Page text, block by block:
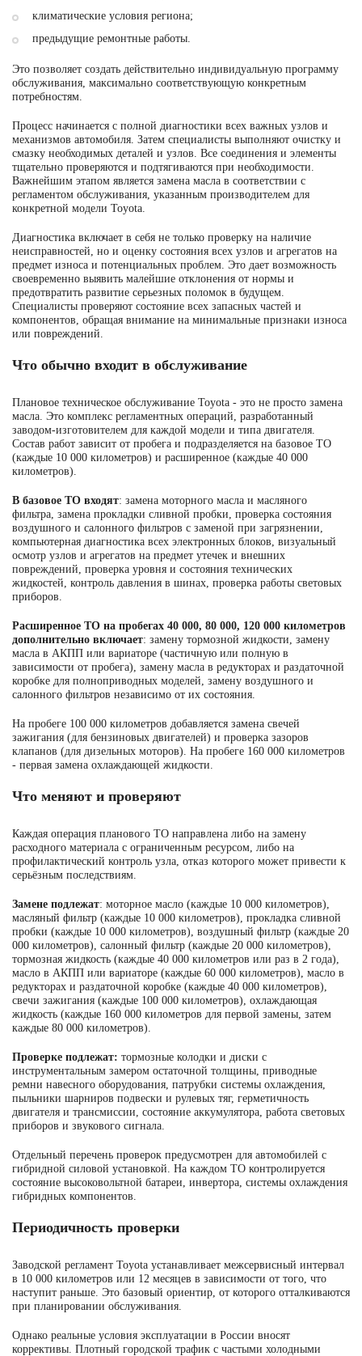
климатические условия региона;
предыдущие ремонтные работы.
Это позволяет создать действительно индивидуальную программу
обслуживания, максимально соответствующую конкретным
потребностям.
Процесс начинается с полной диагностики всех важных узлов и
механизмов автомобиля. Затем специалисты выполняют очистку и
смазку необходимых деталей и узлов. Все соединения и элементы
тщательно проверяются и подтягиваются при необходимости.
Важнейшим этапом является замена масла в соответствии с
регламентом обслуживания, указанным производителем для
конкретной модели Toyota.
Диагностика включает в себя не только проверку на наличие
неисправностей, но и оценку состояния всех узлов и агрегатов на
предмет износа и потенциальных проблем. Это дает возможность
своевременно выявить малейшие отклонения от нормы и
предотвратить развитие серьезных поломок в будущем.
Специалисты проверяют состояние всех запасных частей и
компонентов, обращая внимание на минимальные признаки износа
или повреждений.
Что обычно входит в обслуживание
Плановое техническое обслуживание Toyota - это не просто замена
масла. Это комплекс регламентных операций, разработанный
заводом-изготовителем для каждой модели и типа двигателя.
Состав работ зависит от пробега и подразделяется на базовое ТО
(каждые 10 000 километров) и расширенное (каждые 40 000
километров).
В базовое ТО входят: замена моторного масла и масляного
фильтра, замена прокладки сливной пробки, проверка состояния
воздушного и салонного фильтров с заменой при загрязнении,
компьютерная диагностика всех электронных блоков, визуальный
осмотр узлов и агрегатов на предмет утечек и внешних
повреждений, проверка уровня и состояния технических
жидкостей, контроль давления в шинах, проверка работы световых
приборов.
Расширенное ТО на пробегах 40 000, 80 000, 120 000 километров
дополнительно включает: замену тормозной жидкости, замену
масла в АКПП или вариаторе (частичную или полную в
зависимости от пробега), замену масла в редукторах и раздаточной
коробке для полноприводных моделей, замену воздушного и
салонного фильтров независимо от их состояния.
На пробеге 100 000 километров добавляется замена свечей
зажигания (для бензиновых двигателей) и проверка зазоров
клапанов (для дизельных моторов). На пробеге 160 000 километров
- первая замена охлаждающей жидкости.
Что меняют и проверяют
Каждая операция планового ТО направлена либо на замену
расходного материала с ограниченным ресурсом, либо на
профилактический контроль узла, отказ которого может привести к
серьёзным последствиям.
Замене подлежат: моторное масло (каждые 10 000 километров),
масляный фильтр (каждые 10 000 километров), прокладка сливной
пробки (каждые 10 000 километров), воздушный фильтр (каждые 20
000 километров), салонный фильтр (каждые 20 000 километров),
тормозная жидкость (каждые 40 000 километров или раз в 2 года),
масло в АКПП или вариаторе (каждые 60 000 километров), масло в
редукторах и раздаточной коробке (каждые 40 000 километров),
свечи зажигания (каждые 100 000 километров), охлаждающая
жидкость (каждые 160 000 километров для первой замены, затем
каждые 80 000 километров).
Проверке подлежат: тормозные колодки и диски с
инструментальным замером остаточной толщины, приводные
ремни навесного оборудования, патрубки системы охлаждения,
пыльники шарниров подвески и рулевых тяг, герметичность
двигателя и трансмиссии, состояние аккумулятора, работа световых
приборов и звукового сигнала.
Отдельный перечень проверок предусмотрен для автомобилей с
гибридной силовой установкой. На каждом ТО контролируется
состояние высоковольтной батареи, инвертора, системы охлаждения
гибридных компонентов.
Периодичность проверки
Заводской регламент Toyota устанавливает межсервисный интервал
в 10 000 километров или 12 месяцев в зависимости от того, что
наступит раньше. Это базовый ориентир, от которого отталкиваются
при планировании обслуживания.
Однако реальные условия эксплуатации в России вносят
коррективы. Плотный городской трафик с частыми холодными